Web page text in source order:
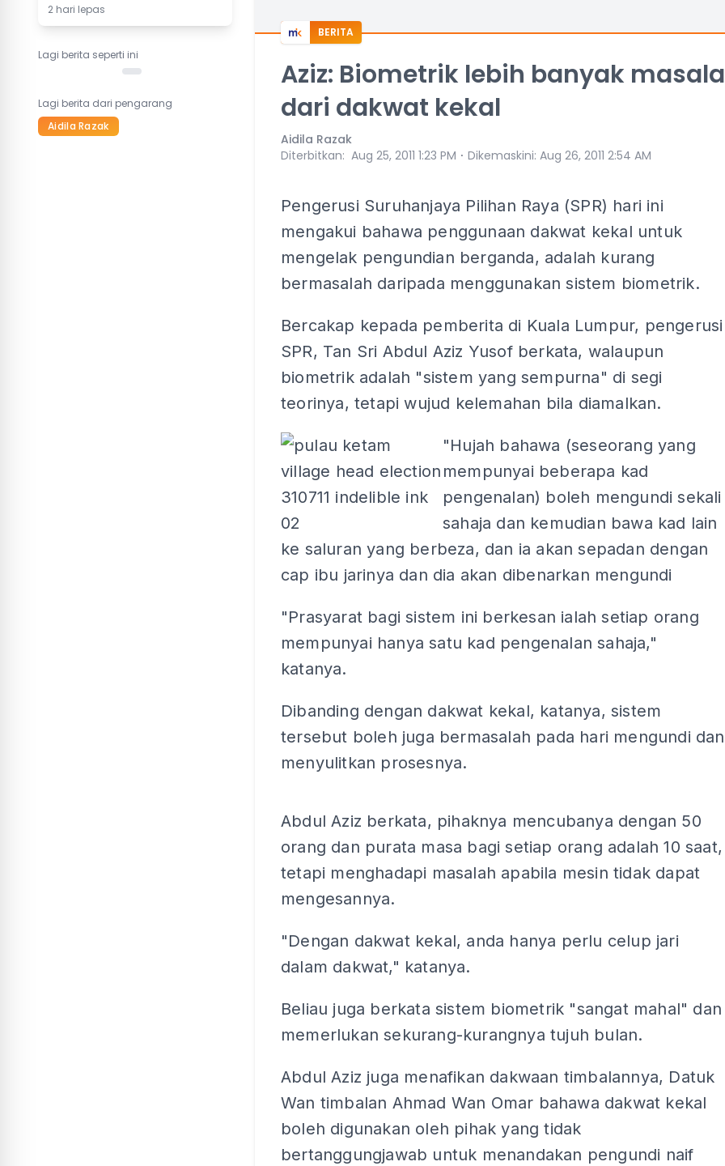
2 hari lepas
Lagi berita seperti ini
Lagi berita dari pengarang
Aidila Razak
BERITA
Aziz: Biometrik lebih banyak
dari dakwat kekal
Aidila Razak
Diterbitkan: Aug 25, 2011 1:23 PM ⋅ Dikemaskini: Aug 26, 2011 2:54 AM
Pengerusi Suruhanjaya Pilihan Raya (SPR) hari ini
mengakui bahawa penggunaan dakwat kekal untuk
mengelak pengundian berganda, adalah kurang
bermasalah daripada menggunakan sistem biometrik.
Bercakap kepada pemberita di Kuala Lumpur, pengerusi
SPR, Tan Sri Abdul Aziz Yusof berkata, walaupun
biometrik adalah "sistem yang sempurna" di segi
teorinya, tetapi wujud kelemahan bila diamalkan.
"Hujah bahawa (seseorang yang
mempunyai beberapa kad
pengenalan) boleh mengundi sekali
sahaja dan kemudian bawa kad lain
ke saluran yang berbeza, dan ia akan sepadan dengan
cap ibu jarinya dan dia akan dibenarkan mengundi
"Prasyarat bagi sistem ini berkesan ialah setiap orang
mempunyai hanya satu kad pengenalan sahaja,"
katanya.
Dibanding dengan dakwat kekal, katanya, sistem
tersebut boleh juga bermasalah pada hari mengundi dan
menyulitkan prosesnya.
Abdul Aziz berkata, pihaknya mencubanya dengan 50
orang dan purata masa bagi setiap orang adalah 10 saat,
tetapi menghadapi masalah apabila mesin tidak dapat
mengesannya.
"Dengan dakwat kekal, anda hanya perlu celup jari
dalam dakwat," katanya.
Beliau juga berkata sistem biometrik "sangat mahal" dan
memerlukan sekurang-kurangnya tujuh bulan.
Abdul Aziz juga menafikan dakwaan timbalannya, Datuk
Wan timbalan Ahmad Wan Omar bahawa dakwat kekal
boleh digunakan oleh pihak yang tidak
bertanggungjawab untuk menandakan pengundi naif